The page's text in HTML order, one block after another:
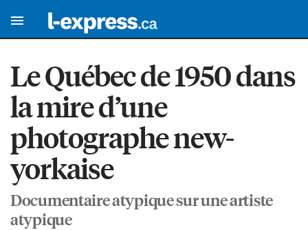
Le Québec de 1950 dans
la mire d’une
photographe new-
yorkaise
Documentaire atypique sur une artiste
atypique